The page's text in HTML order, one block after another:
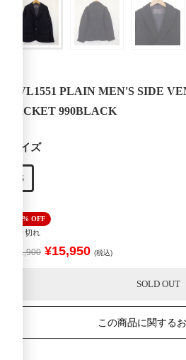
NVL1551 PLAIN MEN'S SIDE
JACKET 990BLACK
サイズ
S
50% OFF
売り切れ
¥31,900 ¥15,950 (税込)
SOLD OUT
この商品に関する